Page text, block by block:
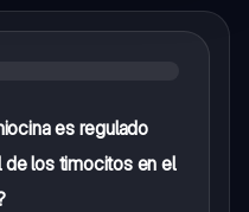
es regulado
de los timocitos en el